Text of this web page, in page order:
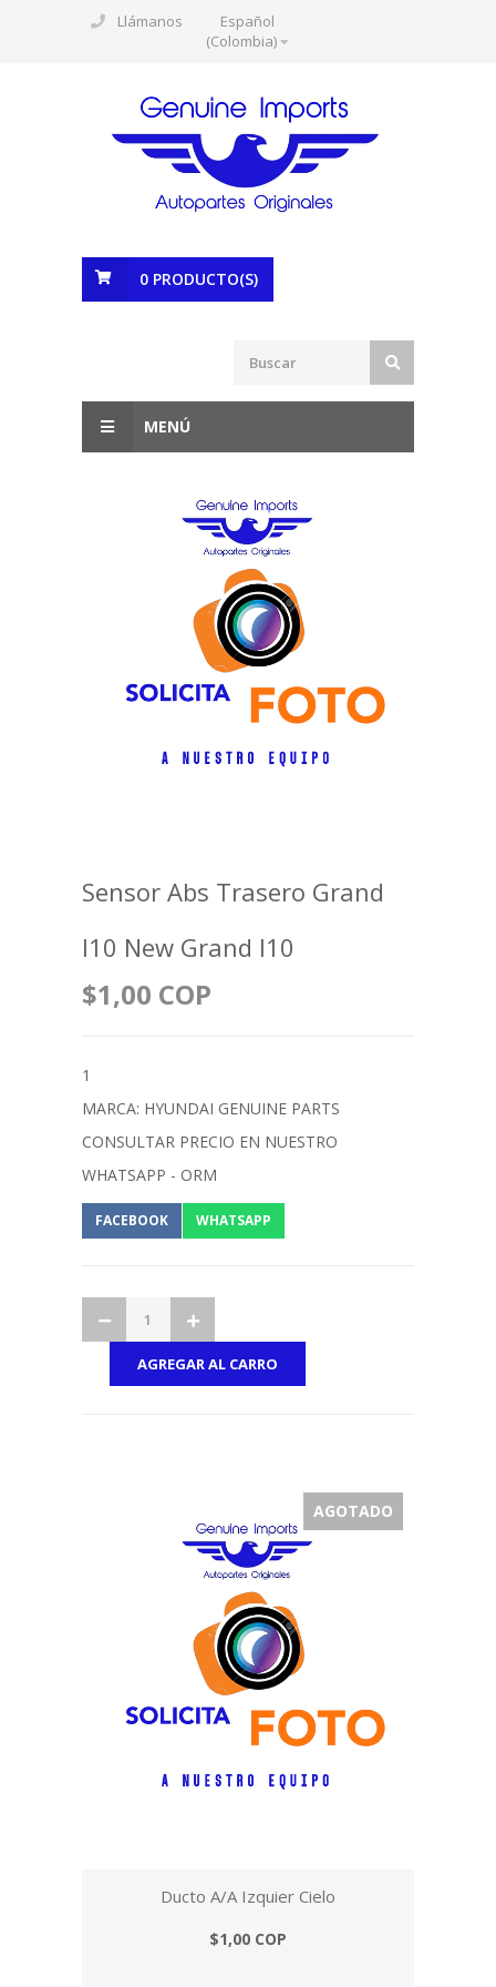
Llámanos
Español
(Colombia)
0 PRODUCTO(S)
MENÚ
Sensor Abs Trasero Grand
I10 New Grand I10
$1,00 COP
1
MARCA: HYUNDAI GENUINE PARTS
CONSULTAR PRECIO EN NUESTRO
WHATSAPP - ORM
FACEBOOK WHATSAPP
AGOTADO
Ducto A/A Izquier Cielo
$1,00 COP